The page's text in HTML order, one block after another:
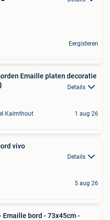
Eergisteren
Emaille platen decoratie
Details
Kalmthout 1 aug 26
vivo
Details
5 aug 26
Emaille bord - 73x45cm -